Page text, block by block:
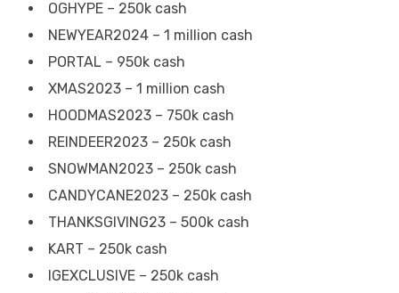
OGHYPE – 250k cash
NEWYEAR2024 – 1 million cash
PORTAL – 950k cash
XMAS2023 – 1 million cash
HOODMAS2023 – 750k cash
REINDEER2023 – 250k cash
SNOWMAN2023 – 250k cash
CANDYCANE2023 – 250k cash
THANKSGIVING23 – 500k cash
KART – 250k cash
IGEXCLUSIVE – 250k cash